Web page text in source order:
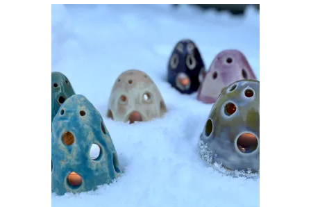
KERAAMILINE LATERN TEEKÜÜNLALE
€20.00